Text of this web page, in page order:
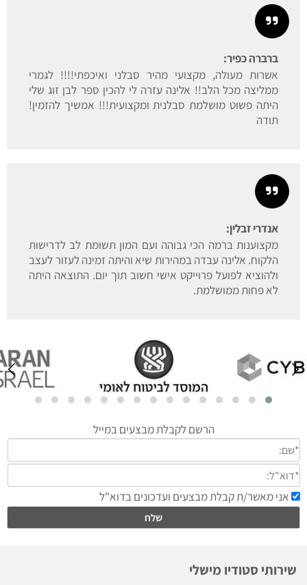
ברברה כפיר:
אשרות מעולה, מקצועי מהיר סבלני ואיכפתי!!!! לגמרי
ממליצה מכל הלב!! אלינה עזרה לי להכין ספר לבן זוג שלי
היתה פשוט מושלמת סבלנית ומקצועית!!! אמשיך להזמין!
תודה
אנדרי זבלין:
מקצוענות ברמה הכי גבוהה ועם המון תשומת לב לדרישות
הלקוח. אלינה עבדה במהירות שיא והיתה זמינה לעזור לעצב
ולהוציא לפועל פרוייקט אישי חשוב תוך יום. התוצאה היתה
לא פחות ממושלמת.
שירותי סטודיו מישלי